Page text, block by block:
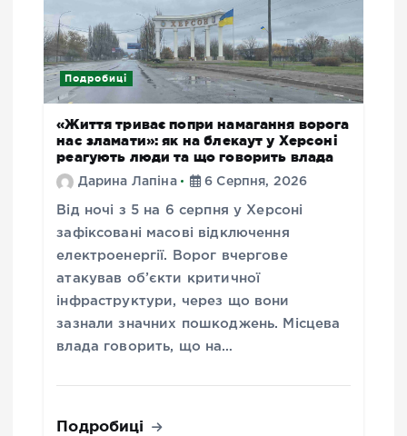
Подробиці
«Життя триває попри намагання ворога
нас зламати»: як на блекаут у Херсоні
реагують люди та що говорить влада
Дарина Лапіна 6 Серпня, 2026
Від ночі з 5 на 6 серпня у Херсоні
зафіксовані масові відключення
електроенергії. Ворог вчергове
атакував об’єкти критичної
інфраструктури, через що вони
зазнали значних пошкоджень. Місцева
влада говорить, що на…
Подробиці